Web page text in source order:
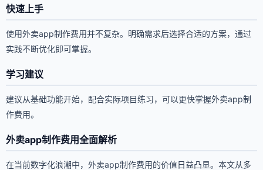
快速上手
使用外卖app制作费用并不复杂。明确需求后选择合适的方案，通过
实践不断优化即可掌握。
学习建议
建议从基础功能开始，配合实际项目练习，可以更快掌握外卖app制
作费用。
外卖app制作费用全面解析
在当前数字化浪潮中，外卖app制作费用的价值日益凸显。本文从多